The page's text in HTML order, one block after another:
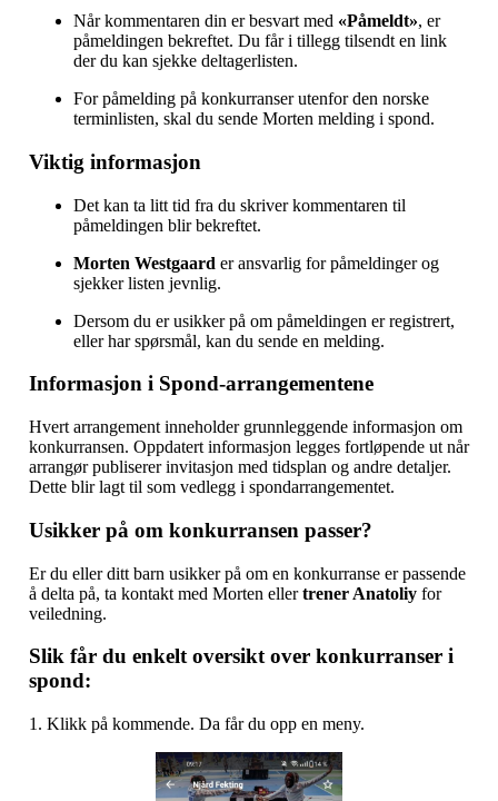
Når kommentaren din er besvart med «Påmeldt», er
påmeldingen bekreftet. Du får i tillegg tilsendt en link
der du kan sjekke deltagerlisten.
For påmelding på konkurranser utenfor den norske
terminlisten, skal du sende Morten melding i spond.
Viktig informasjon
Det kan ta litt tid fra du skriver kommentaren til
påmeldingen blir bekreftet.
Morten Westgaard er ansvarlig for påmeldinger og
sjekker listen jevnlig.
Dersom du er usikker på om påmeldingen er registrert,
eller har spørsmål, kan du sende en melding.
Informasjon i Spond-arrangementene
Hvert arrangement inneholder grunnleggende informasjon om
konkurransen. Oppdatert informasjon legges fortløpende ut når
arrangør publiserer invitasjon med tidsplan og andre detaljer.
Dette blir lagt til som vedlegg i spondarrangementet.
Usikker på om konkurransen passer?
Er du eller ditt barn usikker på om en konkurranse er passende
å delta på, ta kontakt med Morten ellertrener Anatoliy for
veiledning.
Slik får du enkelt oversikt over konkurranser i
spond:
1. Klikk på kommende. Da får du opp en meny.